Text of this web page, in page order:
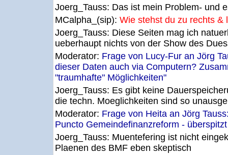
Joerg_Tauss: Das ist mein Problem- und
MCalpha_(sip): Wie stehst du zu rechts &
Joerg_Tauss: Diese Seiten mag ich
ueberhaupt nichts von der Show des
Moderator: Frage von Lucy-Fur an Jörg
dieser Daten auch via Computern?
"traumhafte" Möglichkeiten"
Joerg_Tauss: Es gibt keine
die techn. Moeglichkeiten sind so
Moderator: Frage von Heita an Jörg
Puncto Gemeindefinanzreform -
Joerg_Tauss: Muentefering ist nicht
Plaenen des BMF eben skeptisch